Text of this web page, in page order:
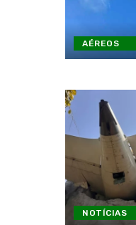
AÉREOS
NOTÍCIAS